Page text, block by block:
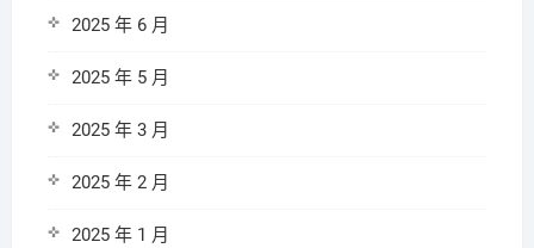
2025 年 6 月
2025 年 5 月
2025 年 3 月
2025 年 2 月
2025 年 1 月